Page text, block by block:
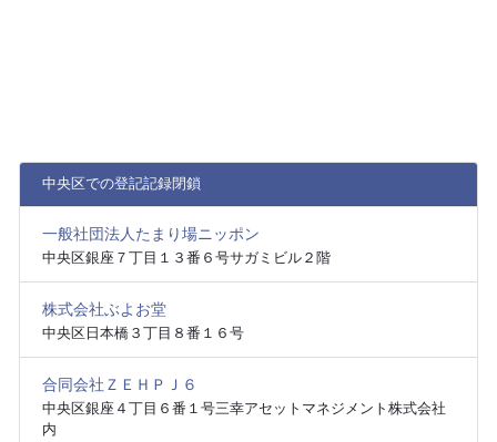
中央区での登記記録閉鎖
一般社団法人たまり場ニッポン
中央区銀座７丁目１３番６号サガミビル２階
株式会社ぶよお堂
中央区日本橋３丁目８番１６号
合同会社ＺＥＨＰＪ６
中央区銀座４丁目６番１号三幸アセットマネジメント株式会社
内